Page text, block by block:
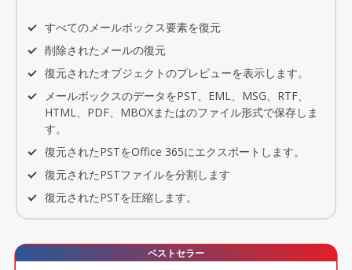
すべてのメールボックス要素を復元
削除されたメールの復元
復元されたオブジェクトのプレビューを表示します。
メールボックスのデータをPST、EML、MSG、RTF、
HTML、PDF、MBOXまたはのファイル形式で保存しま
す。
復元されたPSTをOffice 365にエクスポートします。
復元されたPSTファイルを分割します
復元されたPSTを圧縮します。
ベストセラー